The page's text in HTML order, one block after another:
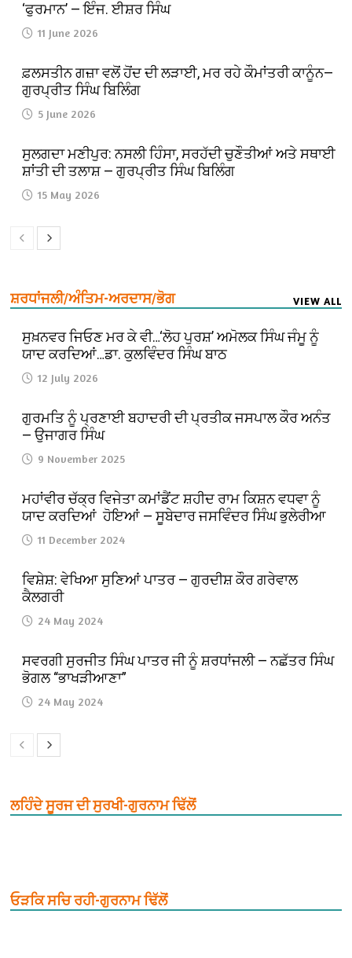
‘ਫੁਰਮਾਨ’ — ਇੰਜ. ਈਸ਼ਰ ਸਿੰਘ
11 June 2026
ਫ਼ਲਸਤੀਨ ਗਜ਼ਾ ਵਲੋਂ ਹੋਂਦ ਦੀ ਲੜਾਈ, ਮਰ ਰਹੇ ਕੌਮਾਂਤਰੀ ਕਾਨੂੰਨ—
ਗੁਰਪ੍ਰੀਤ ਸਿੰਘ ਬਿਲਿੰਗ
5 June 2026
ਸੁਲਗਦਾ ਮਣੀਪੁਰ: ਨਸਲੀ ਹਿੰਸਾ, ਸਰਹੱਦੀ ਚੁਣੌਤੀਆਂ ਅਤੇ ਸਥਾਈ
ਸ਼ਾਂਤੀ ਦੀ ਤਲਾਸ਼ — ਗੁਰਪ੍ਰੀਤ ਸਿੰਘ ਬਿਲਿੰਗ
15 May 2026
ਸ਼ਰਧਾਂਜਲੀ/ਅੰਤਿਮ-ਅਰਦਾਸ/ਭੋਗ VIEW ALL
ਸੁਖ਼ਨਵਰ ਜਿਓਣ ਮਰ ਕੇ ਵੀ…‘ਲੋਹ ਪੁਰਸ਼’ ਅਮੋਲਕ ਸਿੰਘ ਜੰਮੂ ਨੂੰ
ਯਾਦ ਕਰਦਿਆਂ…ਡਾ. ਕੁਲਵਿੰਦਰ ਸਿੰਘ ਬਾਠ
12 July 2026
ਗੁਰਮਤਿ ਨੂੰ ਪ੍ਰਣਾਈ ਬਹਾਦਰੀ ਦੀ ਪ੍ਰਤੀਕ ਜਸਪਾਲ ਕੌਰ ਅਨੰਤ
— ਉਜਾਗਰ ਸਿੰਘ
9 November 2025
ਮਹਾਂਵੀਰ ਚੱਕ੍ਰ ਵਿਜੇਤਾ ਕਮਾਂਡੈਂਟ ਸ਼ਹੀਦ ਰਾਮ ਕਿਸ਼ਨ ਵਧਵਾ ਨੂੰ
ਯਾਦ ਕਰਦਿਆਂ ਹੋਇਆਂ — ਸੂਬੇਦਾਰ ਜਸਵਿੰਦਰ ਸਿੰਘ ਭੁਲੇਰੀਆ
11 December 2024
ਵਿਸ਼ੇਸ਼: ਵੇਖਿਆ ਸੁਣਿਆਂ ਪਾਤਰ — ਗੁਰਦੀਸ਼ ਕੌਰ ਗਰੇਵਾਲ
ਕੈਲਗਰੀ
24 May 2024
ਸਵਰਗੀ ਸੁਰਜੀਤ ਸਿੰਘ ਪਾਤਰ ਜੀ ਨੂੰ ਸ਼ਰਧਾਂਜਲੀ — ਨਛੱਤਰ ਸਿੰਘ
ਭੋਗਲ “ਭਾਖੜੀਆਣਾ”
24 May 2024
ਲਹਿੰਦੇ ਸੂਰਜ ਦੀ ਸੁਰਖੀ-ਗੁਰਨਾਮ ਢਿੱਲੋਂ
ਓੜਕਿ ਸਚਿ ਰਹੀ-ਗੁਰਨਾਮ ਢਿੱਲੋਂ